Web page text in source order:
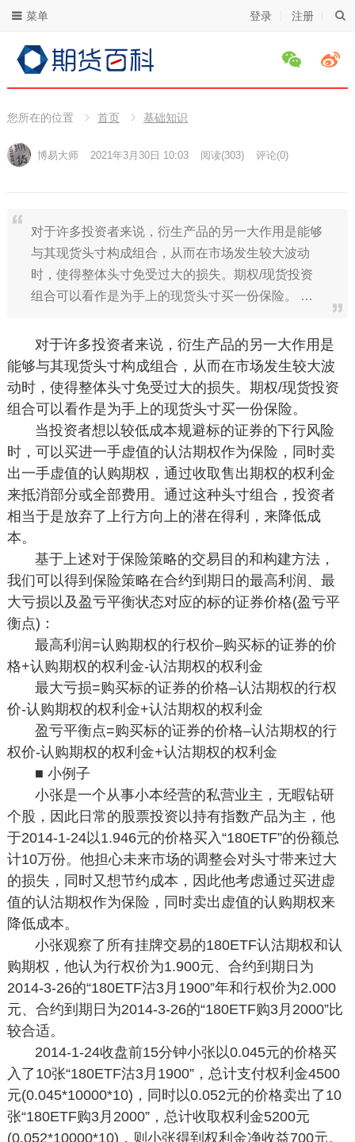
登录 注册
菜单
您所在的位置 首页 基础知识
博易大师 2021年3月30日 10:03 阅读(303) 评论(0)
对于许多投资者来说，衍生产品的另一大作用是能够
与其现货头寸构成组合，从而在市场发生较大波动
时，使得整体头寸免受过大的损失。期权/现货投资
组合可以看作是为手上的现货头寸买一份保险。 …
对于许多投资者来说，衍生产品的另一大作用是
能够与其现货头寸构成组合，从而在市场发生较大波
动时，使得整体头寸免受过大的损失。期权/现货投资
组合可以看作是为手上的现货头寸买一份保险。
当投资者想以较低成本规避标的证券的下行风险
时，可以买进一手虚值的认沽期权作为保险，同时卖
出一手虚值的认购期权，通过收取售出期权的权利金
来抵消部分或全部费用。通过这种头寸组合，投资者
相当于是放弃了上行方向上的潜在得利，来降低成
本。
基于上述对于保险策略的交易目的和构建方法，
我们可以得到保险策略在合约到期日的最高利润、最
大亏损以及盈亏平衡状态对应的标的证券价格(盈亏平
衡点)：
最高利润=认购期权的行权价–购买标的证券的价
格+认购期权的权利金-认沽期权的权利金
最大亏损=购买标的证券的价格–认沽期权的行权
价-认购期权的权利金+认沽期权的权利金
盈亏平衡点=购买标的证券的价格–认沽期权的行
权价-认购期权的权利金+认沽期权的权利金
■ 小例子
小张是一个从事小本经营的私营业主，无暇钻研
个股，因此日常的股票投资以持有指数产品为主，他
于2014-1-24以1.946元的价格买入“180ETF”的份额总
计10万份。他担心未来市场的调整会对头寸带来过大
的损失，同时又想节约成本，因此他考虑通过买进虚
值的认沽期权作为保险，同时卖出虚值的认购期权来
降低成本。
小张观察了所有挂牌交易的180ETF认沽期权和认
购期权，他认为行权价为1.900元、合约到期日为
2014-3-26的“180ETF沽3月1900”年和行权价为2.000
元、合约到期日为2014-3-26的“180ETF购3月2000”比
较合适。
2014-1-24收盘前15分钟小张以0.045元的价格买
入了10张“180ETF沽3月1900”，总计支付权利金4500
元(0.045*10000*10)，同时以0.052元的价格卖出了10
张“180ETF购3月2000”，总计收取权利金5200元
(0.052*10000*10)，则小张得到权利金净收益700元。